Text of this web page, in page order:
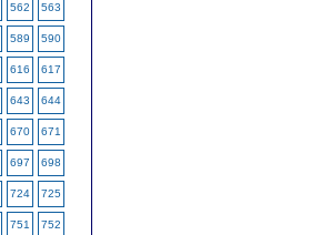
562 563
589 590
616 617
643 644
670 671
697 698
724 725
751 752